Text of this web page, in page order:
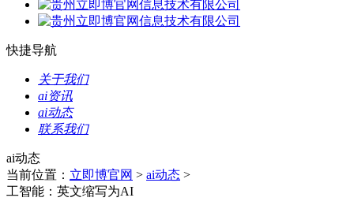
快捷导航
关于我们
ai资讯
ai动态
联系我们
ai动态
当前位置： 立即博官网 > ai动态 >
工智能：英文缩写为AI